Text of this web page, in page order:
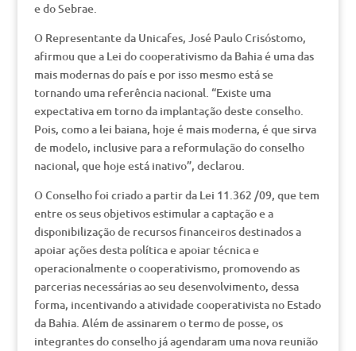
e do Sebrae.
O Representante da Unicafes, José Paulo Crisóstomo,
afirmou que a Lei do cooperativismo da Bahia é uma das
mais modernas do país e por isso mesmo está se
tornando uma referência nacional. “Existe uma
expectativa em torno da implantação deste conselho.
Pois, como a lei baiana, hoje é mais moderna, é que sirva
de modelo, inclusive para a reformulação do conselho
nacional, que hoje está inativo”, declarou.
O Conselho foi criado a partir da Lei 11.362 /09, que tem
entre os seus objetivos estimular a captação e a
disponibilização de recursos financeiros destinados a
apoiar ações desta política e apoiar técnica e
operacionalmente o cooperativismo, promovendo as
parcerias necessárias ao seu desenvolvimento, dessa
forma, incentivando a atividade cooperativista no Estado
da Bahia. Além de assinarem o termo de posse, os
integrantes do conselho já agendaram uma nova reunião